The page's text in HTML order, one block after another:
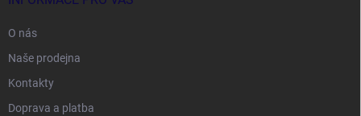
O nás
Naše prodejna
Kontakty
Doprava a platba